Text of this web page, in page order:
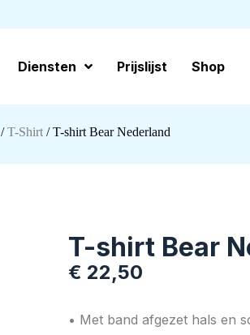
Diensten Prijslijst Shop
/T-Shirt / T-shirt Bear Nederland
T-shirt Bear
€ 22,50
• Met band afgezet hals en